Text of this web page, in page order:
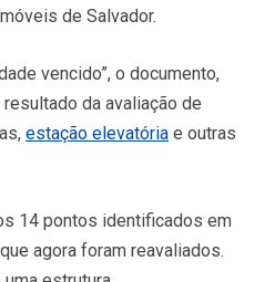
de Salvador.
vencido”, o documento,
da avaliação de
estação elevatória e outras
14 pontos identificados em
agora foram reavaliados.